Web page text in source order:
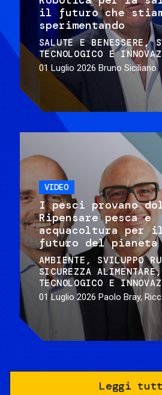
il futuro che
sperimentando
SALUTE E BENESSERE
TECNOLOGICO E
01 Luglio 2026 Bruno Siciliano
VIDEO
I pesci provano
Ripensare pesca e
acquacoltura per
futuro del pianeta
AMBIENTE
SVILUPPO
SICUREZZA ALIMENTARE
TECNOLOGICO E
01 Luglio 2026 Paolo Bray,
Leggi